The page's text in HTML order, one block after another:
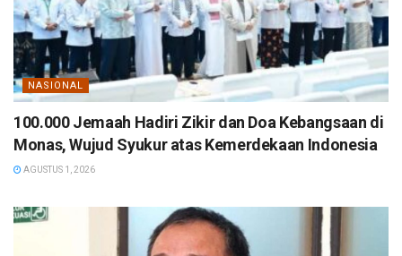
NASIONAL
100.000 Jemaah Hadiri Zikir dan Doa Kebangsaan di
Monas, Wujud Syukur atas Kemerdekaan Indonesia
AGUSTUS 1, 2026